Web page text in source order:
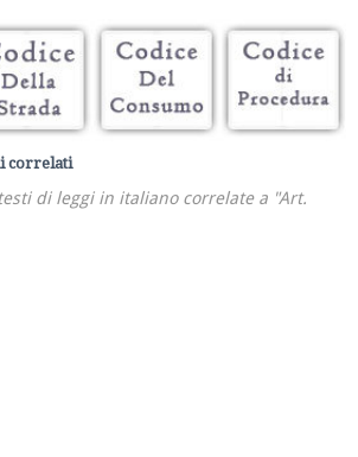
correlati
di leggi in italiano correlate a "Art.